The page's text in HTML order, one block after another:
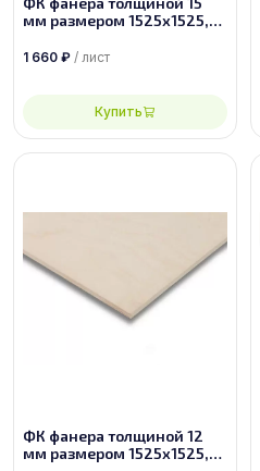
мм размером 1525х1525,
1 660 ₽ / лист
Купить
ФК фанера толщиной 12
мм размером 1525х1525,